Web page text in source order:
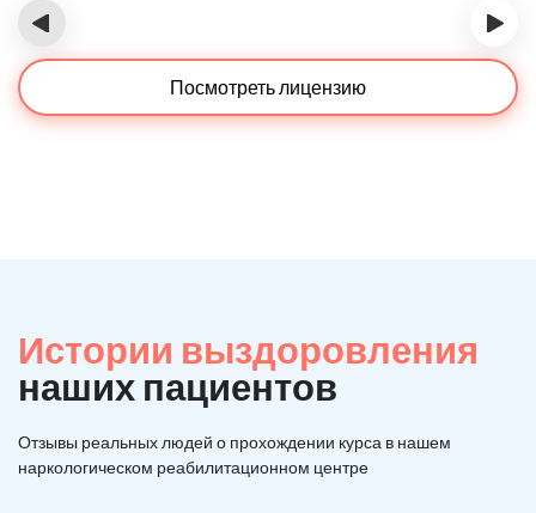
‹ ›
Посмотреть лицензию
Истории выздоровления
наших пациентов
Отзывы реальных людей о прохождении курса в нашем
наркологическом реабилитационном центре